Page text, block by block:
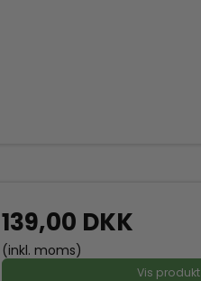
139,00 DKK
(inkl. moms)
Vis produkt